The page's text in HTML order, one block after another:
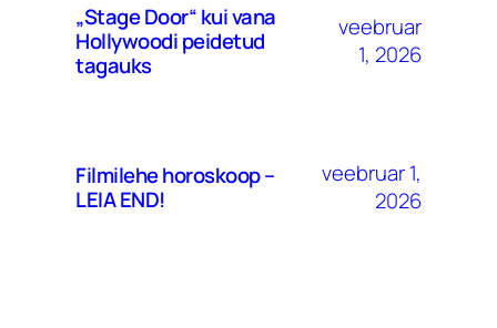
„Stage Door“ kui vana
Hollywoodi peidetud
tagauks
veebruar
1, 2026
Filmilehe horoskoop –
LEIA END!
veebruar 1,
2026